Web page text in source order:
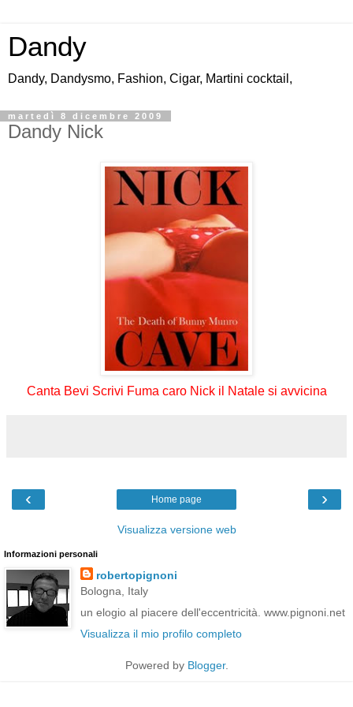
Dandy
Dandy, Dandysmo, Fashion, Cigar, Martini cocktail,
martedì 8 dicembre 2009
Dandy Nick
Canta Bevi Scrivi Fuma caro Nick il Natale si avvicina
‹ ›
Home page
Visualizza versione web
Informazioni personali
robertopignoni
Bologna, Italy
un elogio al piacere dell'eccentricità. www.pignoni.net
Visualizza il mio profilo completo
Powered by Blogger.